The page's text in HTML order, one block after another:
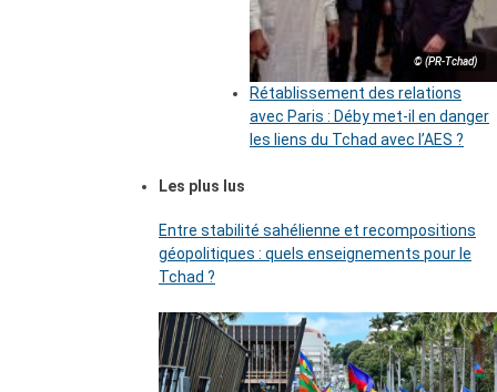
© (PR-Tchad)
Rétablissement des relations
avec Paris : Déby met-il en danger
les liens du Tchad avec l’AES ?
Les plus lus
Entre stabilité sahélienne et recompositions
géopolitiques : quels enseignements pour le
Tchad ?